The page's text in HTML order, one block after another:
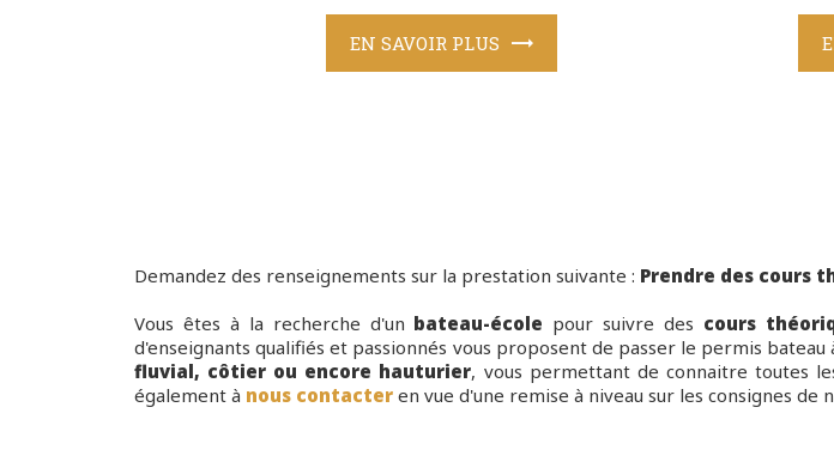
EN SAVOIR PLUS
Demandez des renseignements sur la prestation suivante : Prendre des cours
Vous êtes à la recherche d'un bateau-école pour suivre des cours
d'enseignants qualifiés et passionnés vous proposent de passer le permis
fluvial, côtier ou encore hauturier, vous permettant de connaitre toutes
également à nous contacter en vue d'une remise à niveau sur les consignes